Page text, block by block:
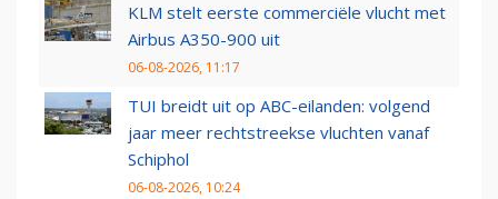
KLM stelt eerste commerciële vlucht met
Airbus A350-900 uit
06-08-2026, 11:17
TUI breidt uit op ABC-eilanden: volgend
jaar meer rechtstreekse vluchten vanaf
Schiphol
06-08-2026, 10:24